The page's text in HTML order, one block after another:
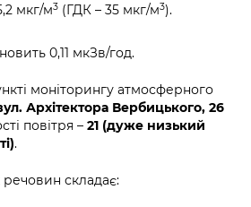
мкг/м3 (ГДК – 35 мкг/м3).
0,11 мкЗв/год.
моніторингу атмосферного
Архітектора Вербицького, 26
повітря – 21 (дуже низький
.
складає: